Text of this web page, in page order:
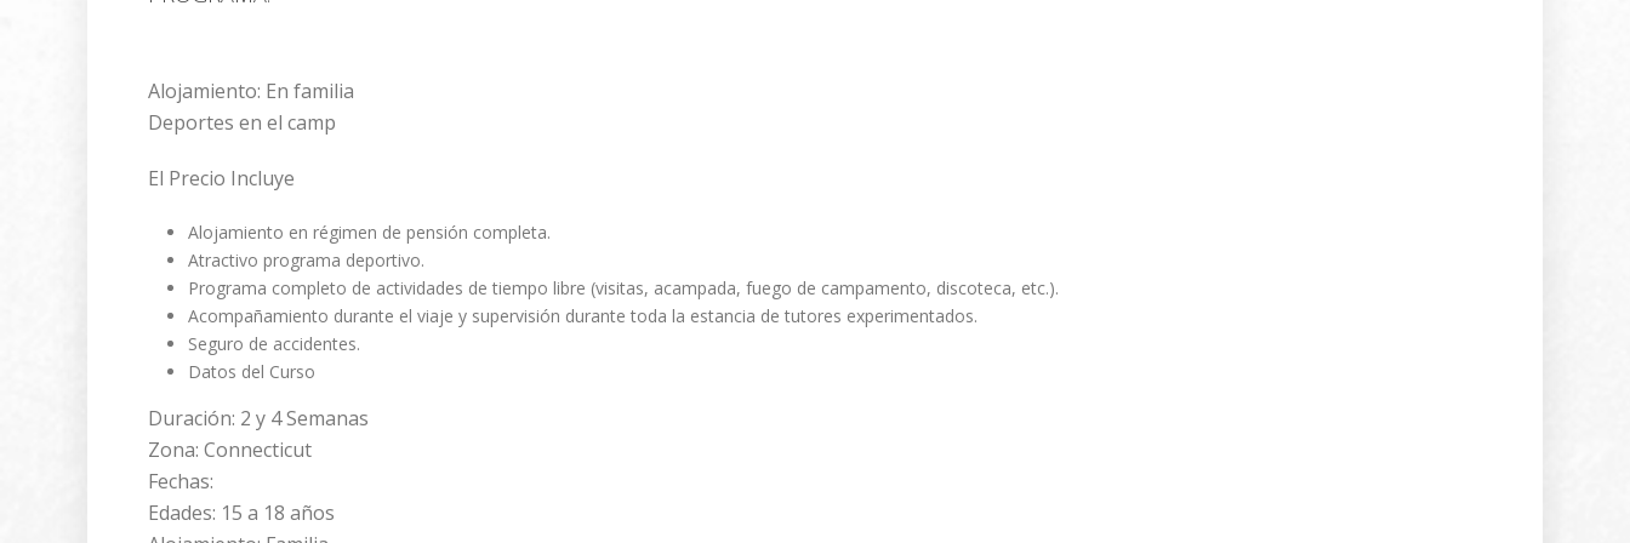
Alojamiento: En familia
Deportes en el camp
El Precio Incluye
Alojamiento en régimen de pensión completa.
Atractivo programa deportivo.
Programa completo de actividades de tiempo libre (visitas, acampada, fuego de campamento, discoteca, etc.).
Acompañamiento durante el viaje y supervisión durante toda la estancia de tutores experimentados.
Seguro de accidentes.
Datos del Curso
Duración: 2 y 4 Semanas
Zona: Connecticut
Fechas:
Edades: 15 a 18 años